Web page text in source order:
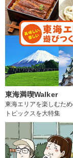
東海満喫Walker
東海エリアを楽しむた
トピックスを大特集